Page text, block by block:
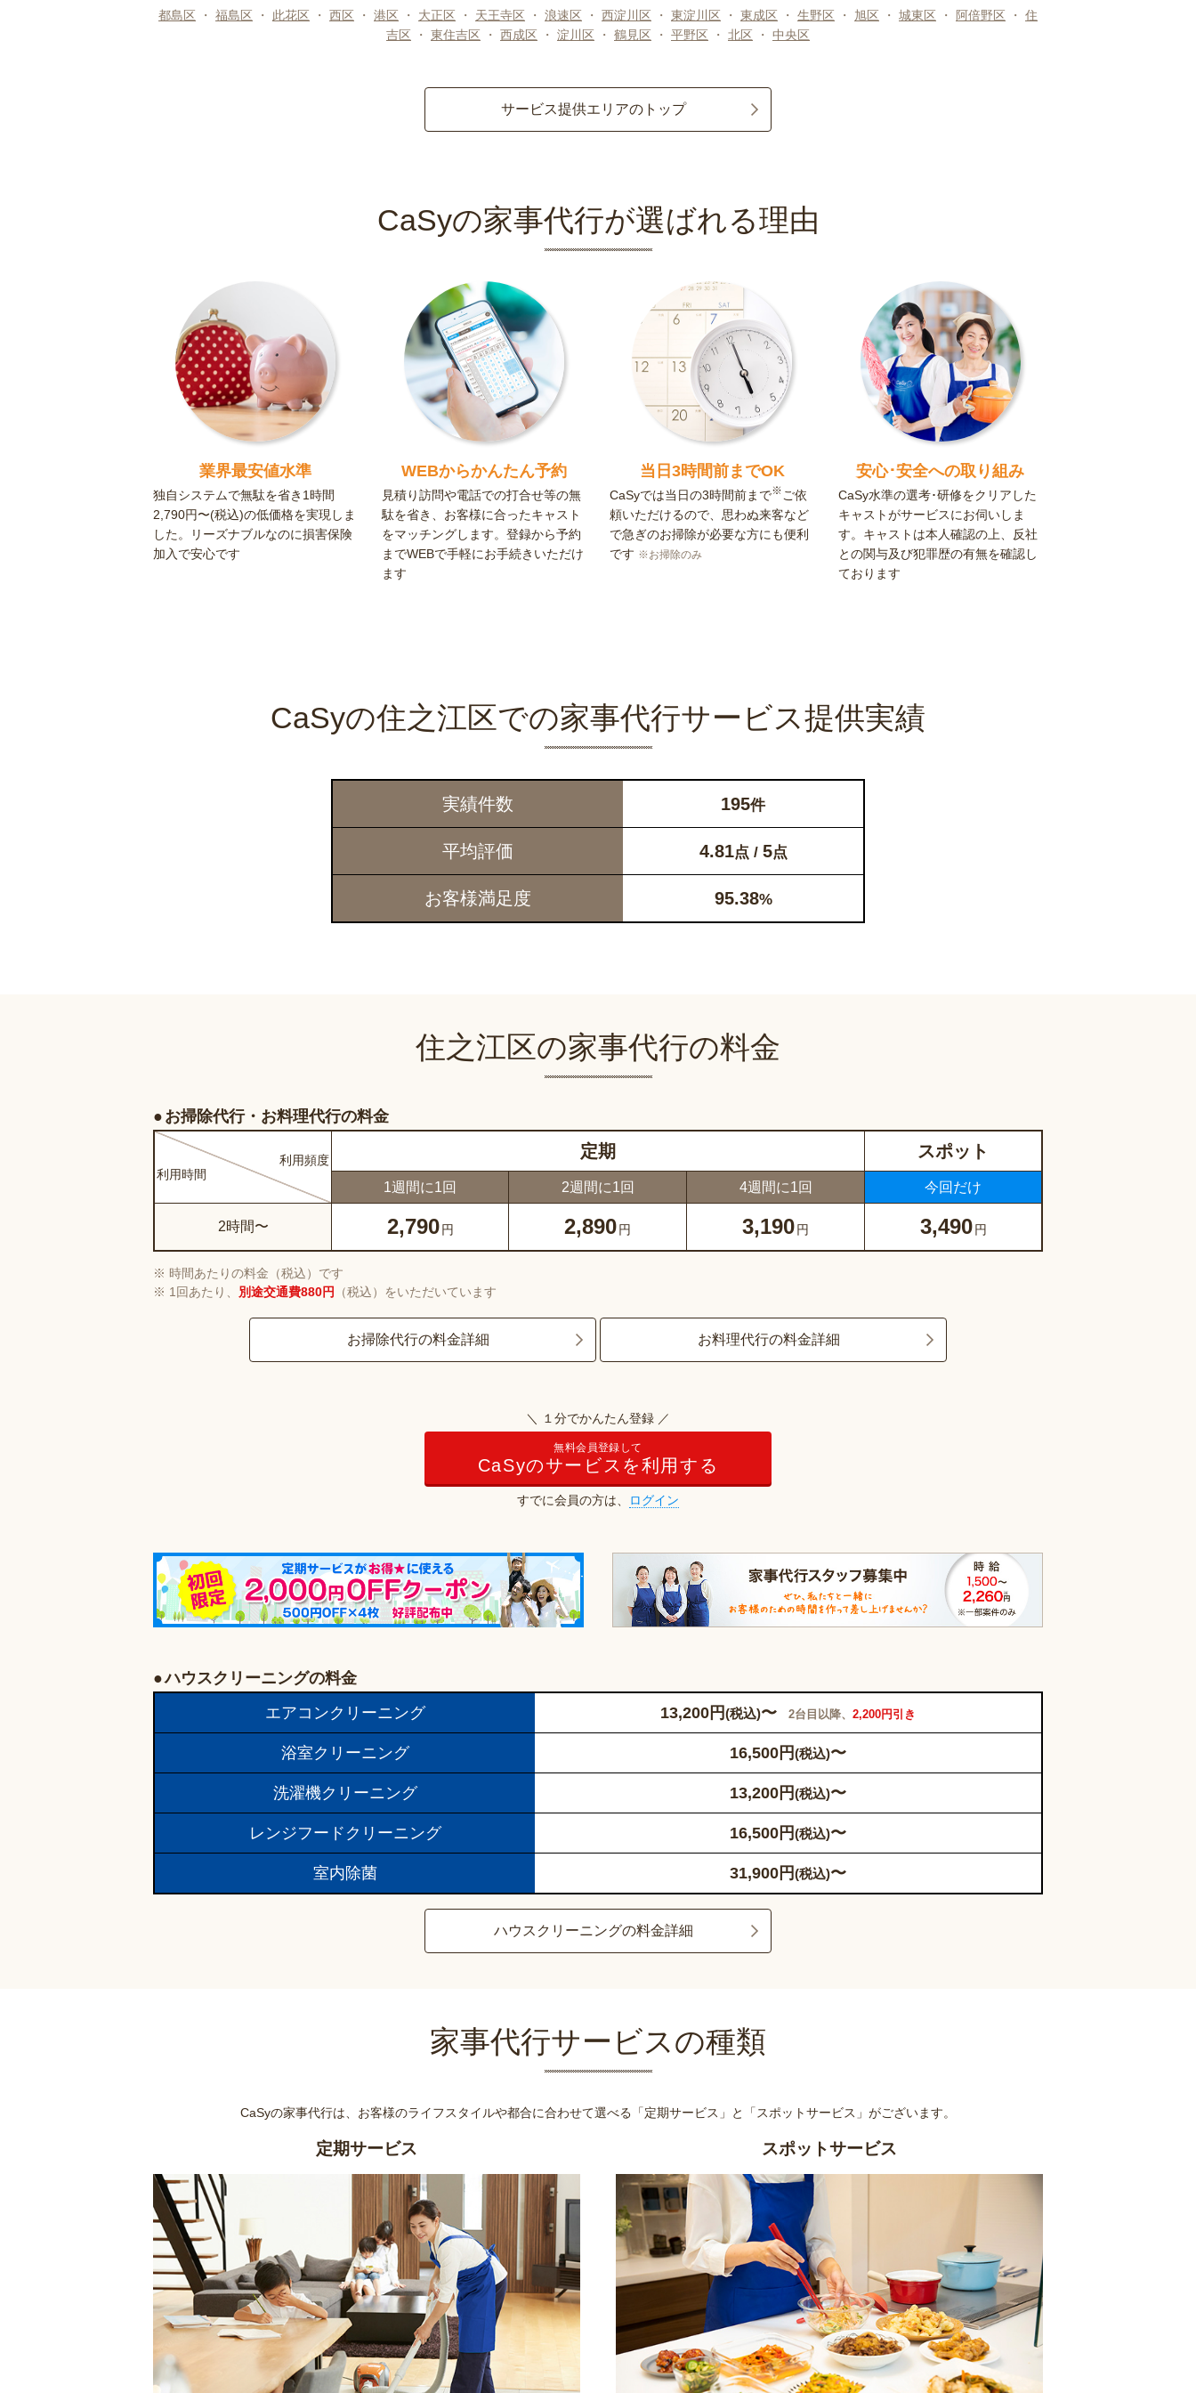
都島区 ・ 福島区 ・ 此花区 ・ 西区 ・ 港区 ・ 大正区 ・ 天王寺区 ・ 浪速区 ・ 西淀川区 ・ 東淀川区 ・ 東成区 ・ 生野区 ・ 旭区 ・ 城東区 ・ 阿倍野区 ・ 住
吉区 ・ 東住吉区 ・ 西成区 ・ 淀川区 ・ 鶴見区 ・ 平野区 ・ 北区 ・ 中央区
サービス提供エリアのトップ
CaSyの家事代行が選ばれる理由
業界最安値水準
独自システムで無駄を省き1時間
2,790円〜(税込)の低価格を実現しま
した。リーズナブルなのに損害保険
加入で安心です
WEBからかんたん予約
見積り訪問や電話での打合せ等の無
駄を省き、お客様に合ったキャスト
をマッチングします。登録から予約
までWEBで手軽にお手続きいただけ
ます
当日3時間前までOK
CaSyでは当日の3時間前まで※ ご依
頼いただけるので、思わぬ来客など
で急ぎのお掃除が必要な方にも便利
です ※お掃除のみ
安心･安全への取り組み
CaSy水準の選考･研修をクリアした
キャストがサービスにお伺いしま
す。キャストは本人確認の上、反社
との関与及び犯罪歴の有無を確認し
ております
CaSyの住之江区での家事代行サービス提供実績
実績件数 195件
平均評価 4.81点 / 5点
お客様満足度 95.38%
住之江区の家事代行の料金
お掃除代行・お料理代行の料金
利用時間
利用頻度 定期 スポット
1週間に1回 2週間に1回 4週間に1回 今回だけ
2時間〜 2,790 円 2,890円 3,190円 3,490 円
時間あたりの料金（税込）です
1回あたり、 別途交通費880円 （税込）をいただいています
お掃除代行の料金詳細 お料理代行の料金詳細
＼ １分でかんたん登録 ／
無料会員登録して
CaSyのサービスを利用する
すでに会員の方は、 ログイン
ハウスクリーニングの料金
エアコンクリーニング
13,200 円(税込)〜 2台目以降、 2,200円引き
浴室クリーニング 16,500 円(税込)〜
洗濯機クリーニング 13,200 円(税込)〜
レンジフードクリーニング 16,500 円(税込)〜
室内除菌 31,900 円(税込)〜
ハウスクリーニングの料金詳細
家事代行サービスの種類
CaSyの家事代行は、お客様のライフスタイルや都合に合わせて選べる 「定期サービス」と「スポットサービス」がございます。
定期サービス スポットサービス